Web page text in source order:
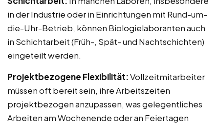
in der Industrie oder in Einrichtungen mit Rund-um-
die-Uhr-Betrieb, können Biologielaboranten auch
in Schichtarbeit (Früh-, Spät- und Nachtschichten)
eingeteilt werden.
Projektbezogene Flexibilität:Vollzeitmitarbeiter
müssen oft bereit sein, ihre Arbeitszeiten
projektbezogen anzupassen, was gelegentliches
Arbeiten am Wochenende oder an Feiertagen